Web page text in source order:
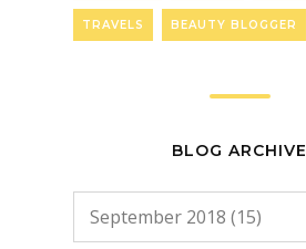
TRAVELS BEAUTY BLOGGER
BLOG ARCHIVE